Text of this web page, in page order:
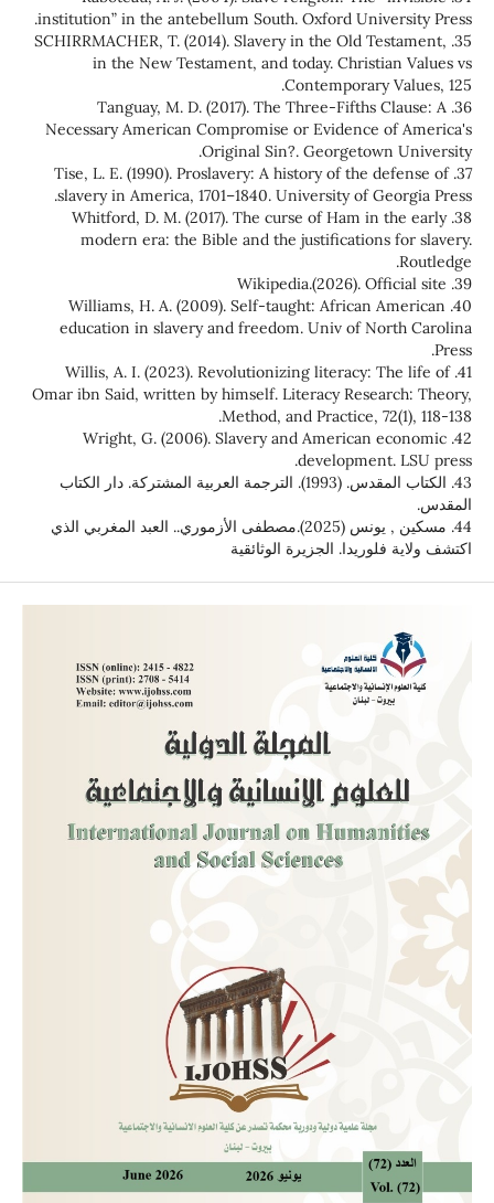
institution” in the antebellum South. Oxford University Press.
35. SCHIRRMACHER, T. (2014). Slavery in the Old Testament,
in the New Testament, and today. Christian Values vs
Contemporary Values, 125.‏
36. Tanguay, M. D. (2017). The Three-Fifths Clause: A
Necessary American Compromise or Evidence of America's
Original Sin?. Georgetown University.‏
37. Tise, L. E. (1990). Proslavery: A history of the defense of
slavery in America, 1701–1840. University of Georgia Press.
38. Whitford, D. M. (2017). The curse of Ham in the early
modern era: the Bible and the justifications for slavery.
Routledge.‏
39. Wikipedia.(2026). Official site
40. Williams, H. A. (2009). Self-taught: African American
education in slavery and freedom. Univ of North Carolina
Press.‏ ‏
41. Willis, A. I. (2023). Revolutionizing literacy: The life of
Omar ibn Said, written by himself. Literacy Research: Theory,
Method, and Practice, 72(1), 118-138.‏
42. Wright, G. (2006). Slavery and American economic
development. LSU press.‏
43. الكتاب المقدس. (1993). الترجمة العربية المشتركة. دار الكتاب
المقدس.
44. مسكين , يونس (2025).مصطفى الأزموري.. العبد المغربي الذي
اكتشف ولاية فلوريدا. الجزيرة الوثائقية